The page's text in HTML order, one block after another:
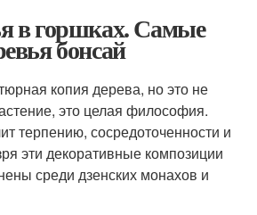
в горшках. Самые
бонсай
копия дерева, но это не
это целая философия.
терпению, сосредоточенности и
эти декоративные композиции
среди дзенских монахов и